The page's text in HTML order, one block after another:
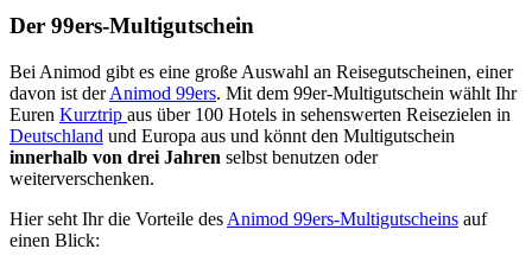
Der 99ers-Multigutschein
Bei Animod gibt es eine große Auswahl an Reisegutscheinen, einer
davon ist derAnimod 99ers. Mit dem 99er-Multigutschein wählt Ihr
Euren Kurztrip aus über 100 Hotels in sehenswerten Reisezielen in
Deutschland und Europa aus und könnt den Multigutschein
innerhalb von drei Jahren selbst benutzen oder
weiterverschenken.
Hier seht Ihr die Vorteile des Animod 99ers-Multigutscheins auf
einen Blick: